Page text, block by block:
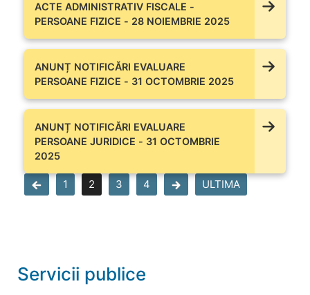
ACTE ADMINISTRATIV FISCALE -
PERSOANE FIZICE - 28 NOIEMBRIE 2025
ANUNȚ NOTIFICĂRI EVALUARE
PERSOANE FIZICE - 31 OCTOMBRIE 2025
ANUNȚ NOTIFICĂRI EVALUARE
PERSOANE JURIDICE - 31 OCTOMBRIE
2025
1 2 3 4 ULTIMA
Servicii publice